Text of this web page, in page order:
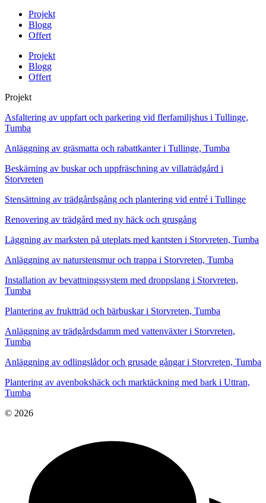
Projekt
Blogg
Offert
Projekt
Blogg
Offert
Projekt
Asfaltering av uppfart och parkering vid flerfamiljshus i Tullinge,
Tumba
Anläggning av gräsmatta och rabattkanter i Tullinge, Tumba
Beskärning av buskar och uppfräschning av villaträdgård i
Storvreten
Stensättning av trädgårdsgång och plantering vid entré i Tullinge
Renovering av trädgård med ny häck och grusgång
Läggning av marksten på uteplats med kantsten i Storvreten, Tumba
Anläggning av naturstensmur och trappa i Storvreten, Tumba
Installation av bevattningssystem med droppslang i Storvreten,
Tumba
Plantering av fruktträd och bärbuskar i Storvreten, Tumba
Anläggning av trädgårdsdamm med vattenväxter i Storvreten,
Tumba
Anläggning av odlingslådor och grusade gångar i Storvreten, Tumba
Plantering av avenbokshäck och marktäckning med bark i Uttran,
Tumba
© 2026